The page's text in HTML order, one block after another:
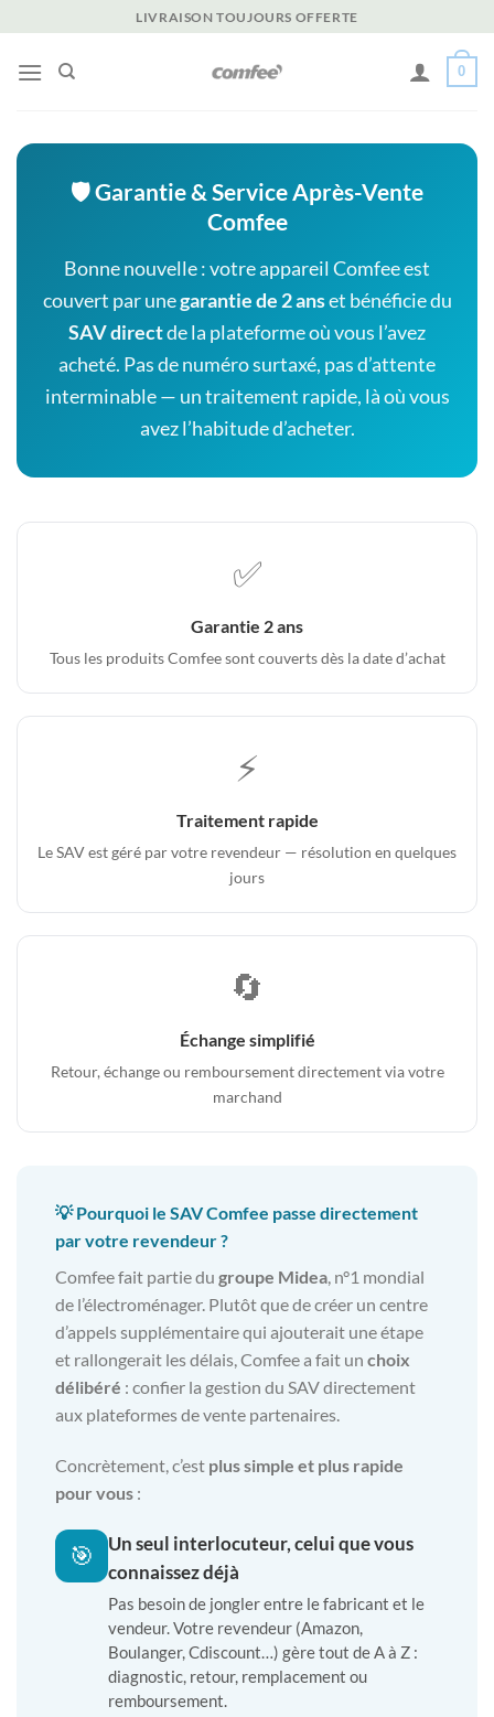
au
contenu
LIVRAISON TOUJOURS OFFERTE
0
🛡️ Garantie & Service Après-Vente
Comfee
Bonne nouvelle : votre appareil Comfee est
couvert par unegarantie de 2 anset bénéficie du
SAV directde la plateforme où vous l’avez
acheté. Pas de numéro surtaxé, pas d’attente
interminable — un traitement rapide, là où vous
avez l’habitude d’acheter.
✅
Garantie 2 ans
Tous les produits Comfee sont couverts dès la date d’achat
⚡
Traitement rapide
Le SAV est géré par votre revendeur — résolution en quelques
jours
🔄
Échange simplifié
Retour, échange ou remboursement directement via votre
marchand
💡 Pourquoi le SAV Comfee passe directement
par votre revendeur ?
Comfee fait partie du groupe Midea, n°1 mondial
de l’électroménager. Plutôt que de créer un centre
d’appels supplémentaire qui ajouterait une étape
et rallongerait les délais, Comfee a fait un choix
délibéré : confier la gestion du SAV directement
aux plateformes de vente partenaires.
Concrètement, c’est plus simple et plus rapide
pour vous :
🎯
Un seul interlocuteur, celui que vous
connaissez déjà
Pas besoin de jongler entre le fabricant et le
vendeur. Votre revendeur (Amazon,
Boulanger, Cdiscount…) gère tout de A à Z :
diagnostic, retour, remplacement ou
remboursement.